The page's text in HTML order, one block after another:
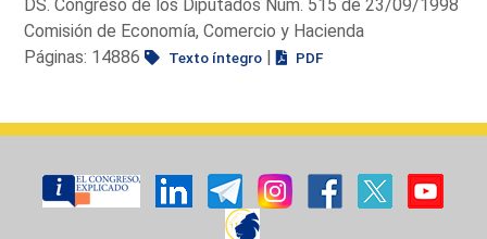
DS. Congreso de los Diputados Núm. 515 de 23/09/1998
Comisión de Economía, Comercio y Hacienda
Páginas: 14886
Texto íntegro | PDF